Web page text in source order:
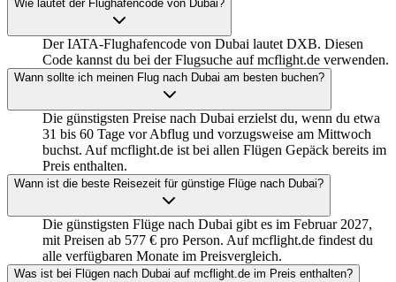
Wie lautet der Flughafencode von Dubai?
Der IATA-Flughafencode von Dubai lautet DXB. Diesen
Code kannst du bei der Flugsuche auf mcflight.de verwenden.
Wann sollte ich meinen Flug nach Dubai am besten buchen?
Die günstigsten Preise nach Dubai erzielst du, wenn du etwa
31 bis 60 Tage vor Abflug und vorzugsweise am Mittwoch
buchst. Auf mcflight.de ist bei allen Flügen Gepäck bereits im
Preis enthalten.
Wann ist die beste Reisezeit für günstige Flüge nach Dubai?
Die günstigsten Flüge nach Dubai gibt es im Februar 2027,
mit Preisen ab 577 € pro Person. Auf mcflight.de findest du
alle verfügbaren Monate im Preisvergleich.
Was ist bei Flügen nach Dubai auf mcflight.de im Preis enthalten?